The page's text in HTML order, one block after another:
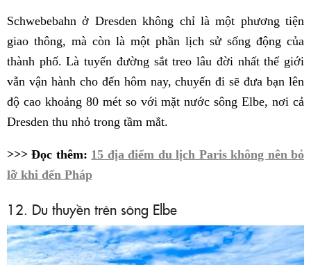
Schwebebahn ở Dresden không chỉ là một phương tiện
giao thông, mà còn là một phần lịch sử sống động của
thành phố. Là tuyến đường sắt treo lâu đời nhất thế giới
vẫn vận hành cho đến hôm nay, chuyến đi sẽ đưa bạn lên
độ cao khoảng 80 mét so với mặt nước sông Elbe, nơi cả
Dresden thu nhỏ trong tầm mắt.
>>> Đọc thêm: 15 địa điểm du lịch Paris không nên bỏ
lỡ khi đến Pháp
12. Du thuyền trên sông Elbe